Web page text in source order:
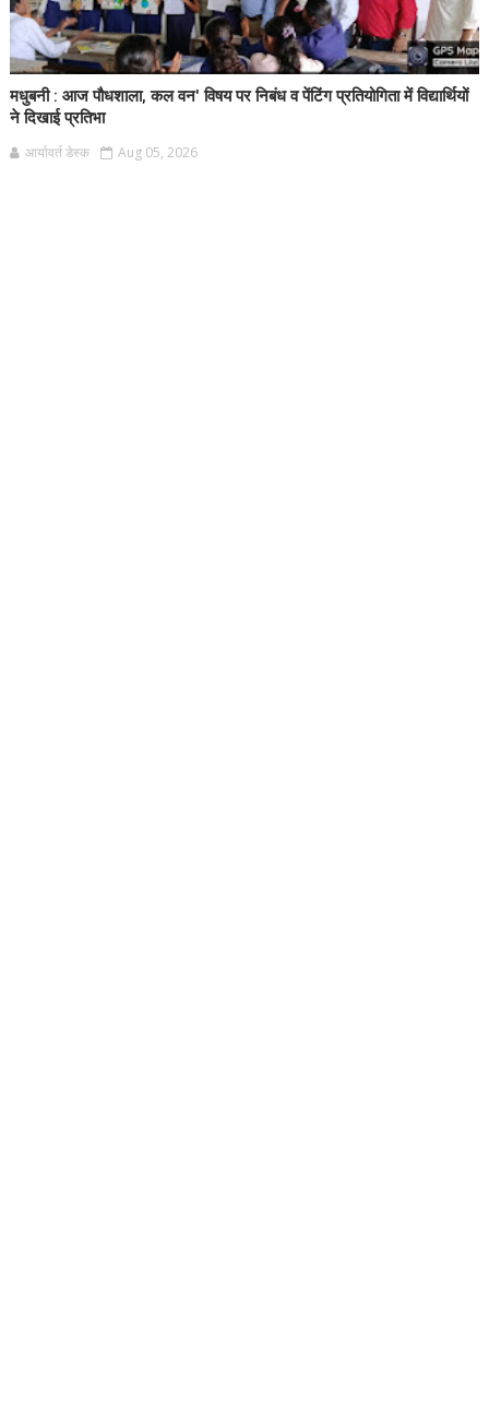
मधुबनी : आज पौधशाला, कल वन' विषय पर निबंध व पेंटिंग प्रतियोगिता में विद्यार्थियों
ने दिखाई प्रतिभा
आर्यावर्त डेस्क Aug 05, 2026